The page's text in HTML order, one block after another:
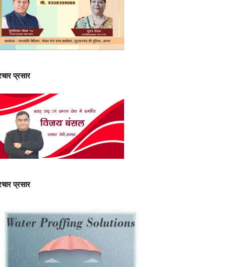
प्रसार
प्रसार